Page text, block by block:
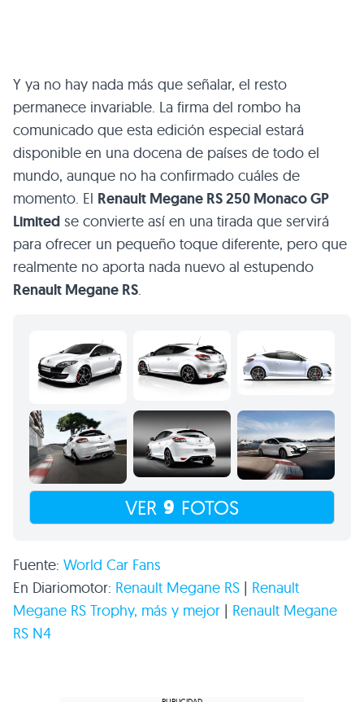
Y ya no hay nada más que señalar, el resto
permanece invariable. La firma del rombo ha
comunicado que esta edición especial estará
disponible en una docena de países de todo el
mundo, aunque no ha confirmado cuáles de
momento. El Renault Megane RS 250 MonacoGP
Limited se convierte así en una tirada que servirá
para ofrecer un pequeño toque diferente, pero que
realmente no aporta nada nuevo al estupendo
Renault Megane RS
VER 9 FOTOS
Fuente: World Car Fans
En Diariomotor: Renault Megane RS | Renault
Megane RS Trophy, más y mejor | Renault Megane
RS N4